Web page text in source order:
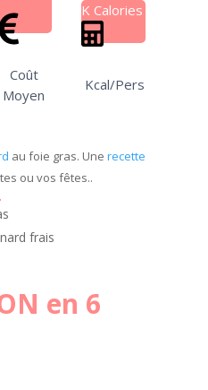
Coût
Moyen
K Calories
Kcal/Pers
au foie gras. Une recette
ou vos fêtes..
frais
en 6